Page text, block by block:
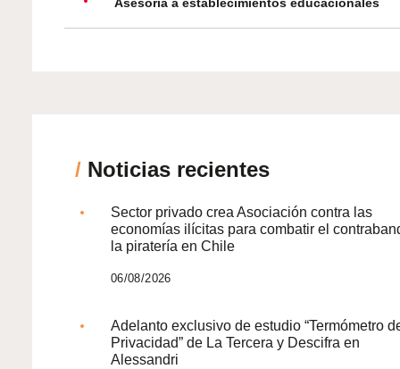
Asesoría a establecimientos educacionales
/ Noticias recientes
Sector privado crea Asociación contra las
economías ilícitas para combatir el
la piratería en Chile
06/08/2026
Adelanto exclusivo de estudio “Termómetro
Privacidad” de La Tercera y Descifra en
Alessandri